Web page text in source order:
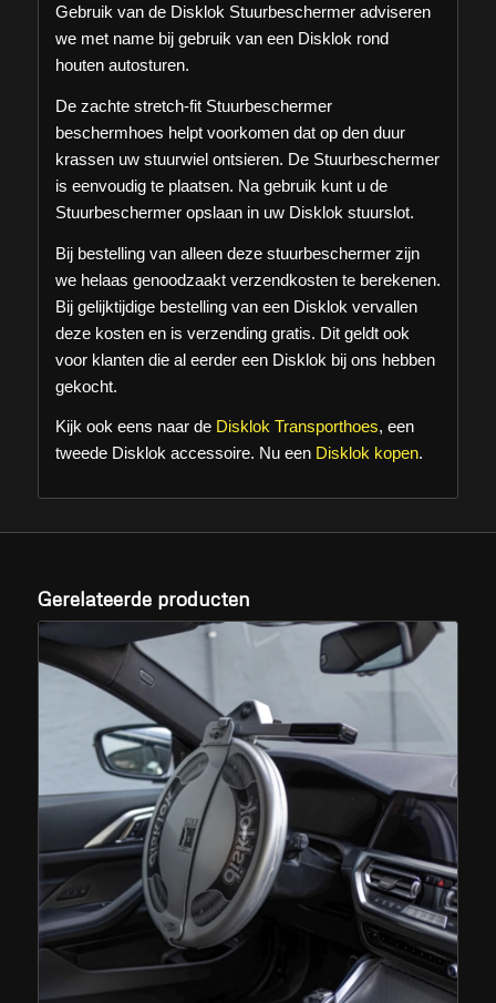
Gebruik van de Disklok Stuurbeschermer adviseren
we met name bij gebruik van een Disklok rond
houten autosturen.
De zachte stretch-fit Stuurbeschermer
beschermhoes helpt voorkomen dat op den duur
krassen uw stuurwiel ontsieren. De Stuurbeschermer
is eenvoudig te plaatsen. Na gebruik kunt u de
Stuurbeschermer opslaan in uw Disklok stuurslot.
Bij bestelling van alleen deze stuurbeschermer zijn
we helaas genoodzaakt verzendkosten te berekenen.
Bij gelijktijdige bestelling van een Disklok vervallen
deze kosten en is verzending gratis. Dit geldt ook
voor klanten die al eerder een Disklok bij ons hebben
gekocht.
Kijk ook eens naar de Disklok Transporthoes, een
tweede Disklok accessoire. Nu een Disklok kopen.
Gerelateerde producten